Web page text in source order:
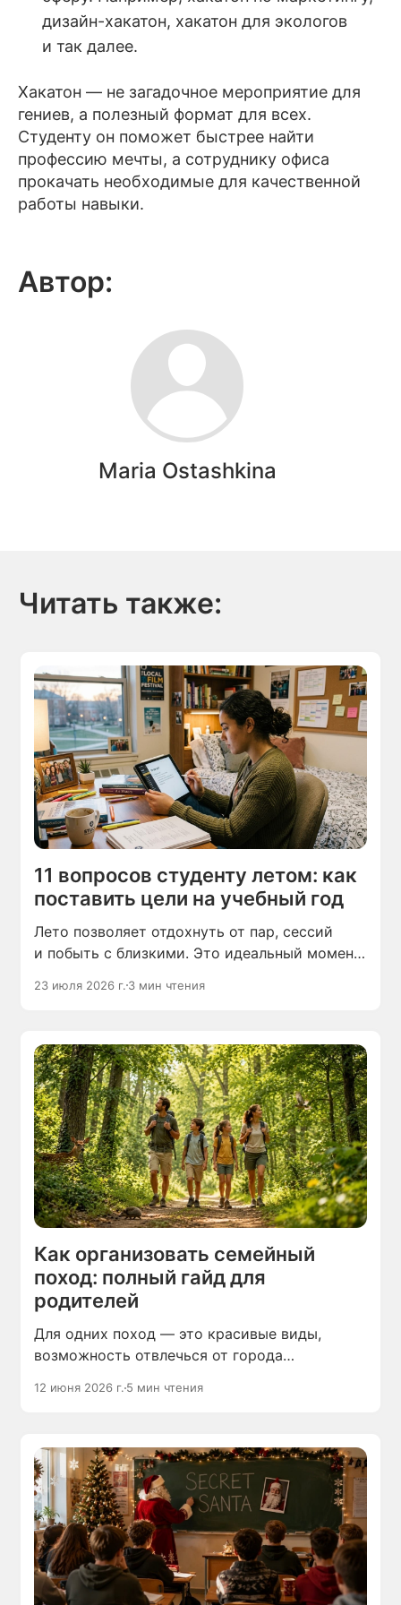
дизайн-хакатон, хакатон для экологов
и так далее.
Хакатон — не загадочное мероприятие для
гениев, а полезный формат для всех.
Студенту он поможет быстрее найти
профессию мечты, а сотруднику офиса
прокачать необходимые для качественной
работы навыки.
Автор:
Maria Ostashkina
Читать также:
11 вопросов студенту летом: как
поставить цели на учебный год
Лето позволяет отдохнуть от пар, сессий
и побыть с близкими. Это идеальный момент,
и пересобрать свой подход к учёбе.
23 июля 2026 г. 3 мин чтения
Как организовать семейный
поход: полный гайд для
родителей
Для одних поход — это красивые виды,
возможность отвлечься от города
насекомых и не понимает, что люди находят
в таком отдыхе.
12 июня 2026 г. 5 мин чтения